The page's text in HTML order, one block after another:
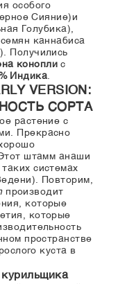
особого
Сияние)и
Голубика),
каннабиса
Получились
конопли с
Индика.
VERSION:
СОРТА
растение с
Прекрасно
штамм анаши
системах
Повторим,
производит
которые
которые
пространстве
куста в